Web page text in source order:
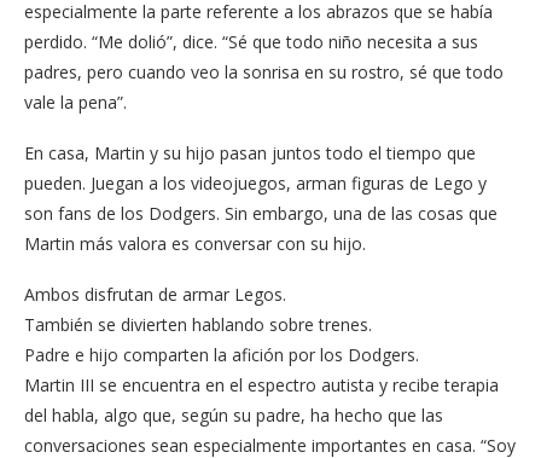
especialmente la parte referente a los abrazos que se había
perdido. “Me dolió”, dice. “Sé que todo niño necesita a sus
padres, pero cuando veo la sonrisa en su rostro, sé que todo
vale la pena”.
En casa, Martin y su hijo pasan juntos todo el tiempo que
pueden. Juegan a los videojuegos, arman figuras de Lego y
son fans de los Dodgers. Sin embargo, una de las cosas que
Martin más valora es conversar con su hijo.
Ambos disfrutan de armar Legos.
También se divierten hablando sobre trenes.
Padre e hijo comparten la afición por los Dodgers.
Martin III se encuentra en el espectro autista y recibe terapia
del habla, algo que, según su padre, ha hecho que las
conversaciones sean especialmente importantes en casa. “Soy